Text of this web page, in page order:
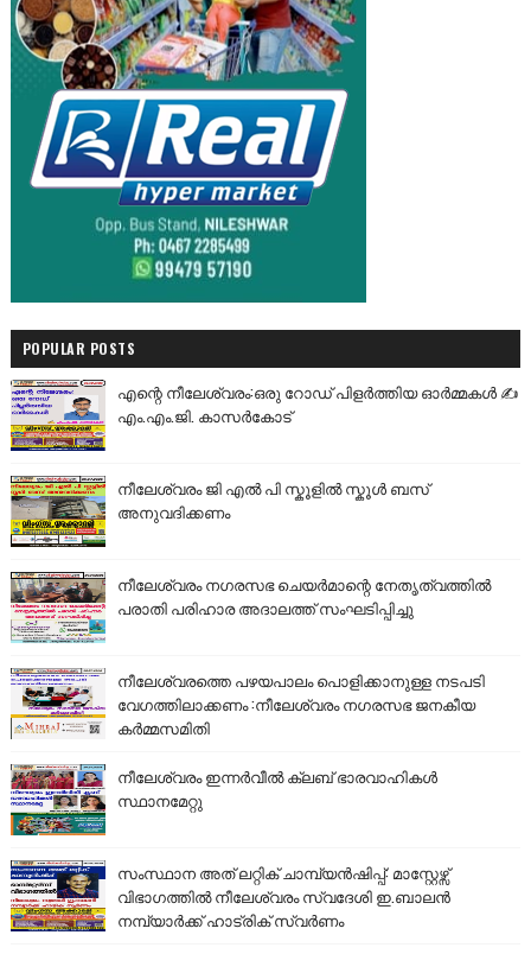
POPULAR POSTS
എന്റെ നീലേശ്വരം:ഒരു റോഡ് പിളർത്തിയ ഓർമ്മകൾ ✍️
എം.എം.ജി. കാസർകോട്
നീലേശ്വരം ജി എൽ പി സ്കൂളിൽ സ്കൂൾ ബസ്
അനുവദിക്കണം
നീലേശ്വരം നഗരസഭ ചെയർമാന്റെ നേതൃത്വത്തിൽ
പരാതി പരിഹാര അദാലത്ത് സംഘടിപ്പിച്ചു
നീലേശ്വരത്തെ പഴയപാലം പൊളിക്കാനുള്ള നടപടി
വേഗത്തിലാക്കണം :നീലേശ്വരം നഗരസഭ ജനകീയ
കർമ്മസമിതി
നീലേശ്വരം ഇന്നർവീൽ ക്ലബ് ഭാരവാഹികൾ
സ്ഥാനമേറ്റു
സംസ്ഥാന അത് ലറ്റിക് ചാമ്പ്യൻഷിപ്പ്: മാസ്റ്റേഴ്സ്
വിഭാഗത്തിൽ നീലേശ്വരം സ്വദേശി ഇ.ബാലൻ
നമ്പ്യാർക്ക് ഹാട്രിക് സ്വർണം